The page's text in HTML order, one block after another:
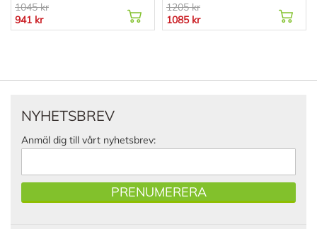
1045 kr
941 kr
1205 kr
1085 kr
NYHETSBREV
Anmäl dig till vårt nyhetsbrev:
PRENUMERERA